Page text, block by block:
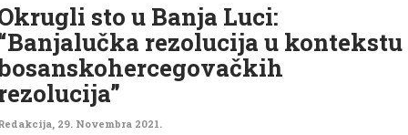
sto u Banja Luci:
rezolucija u kontekstu
, 29. Novembra 2021.